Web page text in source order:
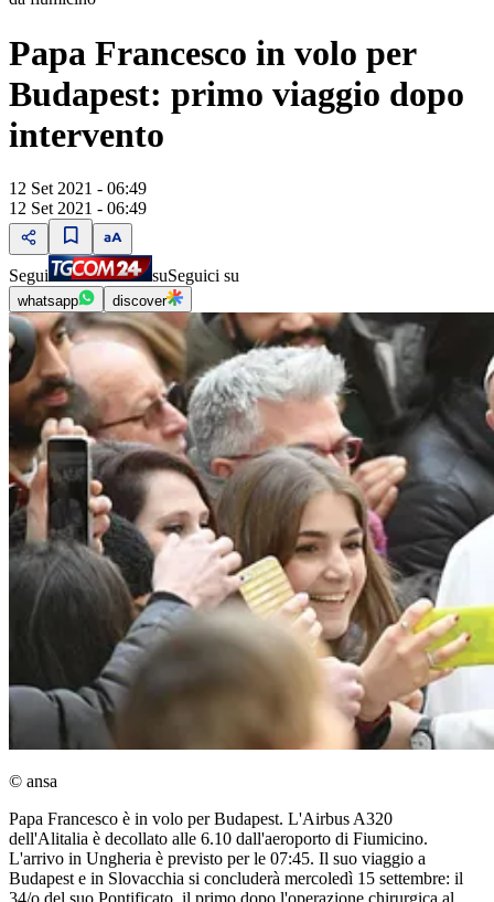
Papa Francesco in volo per
Budapest: primo viaggio dopo
intervento
12 Set 2021 - 06:49
12 Set 2021 - 06:49
Segui suSeguici su
whatsapp discover
© ansa
Papa Francesco è in volo per Budapest. L'Airbus A320
dell'Alitalia è decollato alle 6.10 dall'aeroporto di Fiumicino.
L'arrivo in Ungheria è previsto per le 07:45. Il suo viaggio a
Budapest e in Slovacchia si concluderà mercoledì 15 settembre: il